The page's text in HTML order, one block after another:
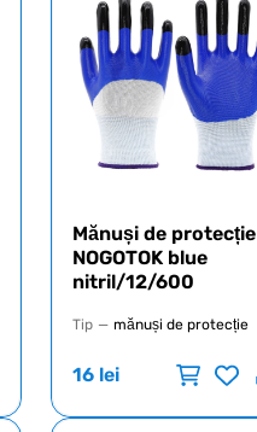
Mănuși de protecție
NOGOTOK blue
nitril/12/600
Tip — mănuși de protecție
16 lei